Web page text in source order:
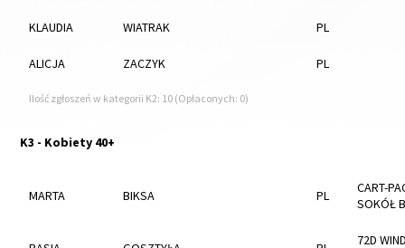
KLAUDIA WIATRAK PL
ALICJA ZACZYK PL
Ilość zgłoszeń w kategorii K2: 10 (Opłaconych: 0)
K3 - Kobiety 40+
MARTA BIKSA PL
CART-
SOKÓŁ
72D